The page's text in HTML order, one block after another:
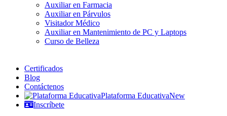
Auxiliar en Farmacia
Auxiliar en Párvulos
Visitador Médico
Auxiliar en Mantenimiento de PC y Laptops
Curso de Belleza
Certificados
Blog
Contáctenos
Plataforma EducativaNew
Inscríbete